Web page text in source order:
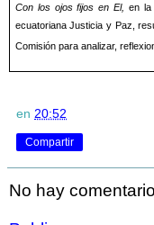
Con los ojos fijos en El, en la
ecuatoriana Justicia y Paz,
Comisión para analizar,
en 20:52
Compartir
No hay